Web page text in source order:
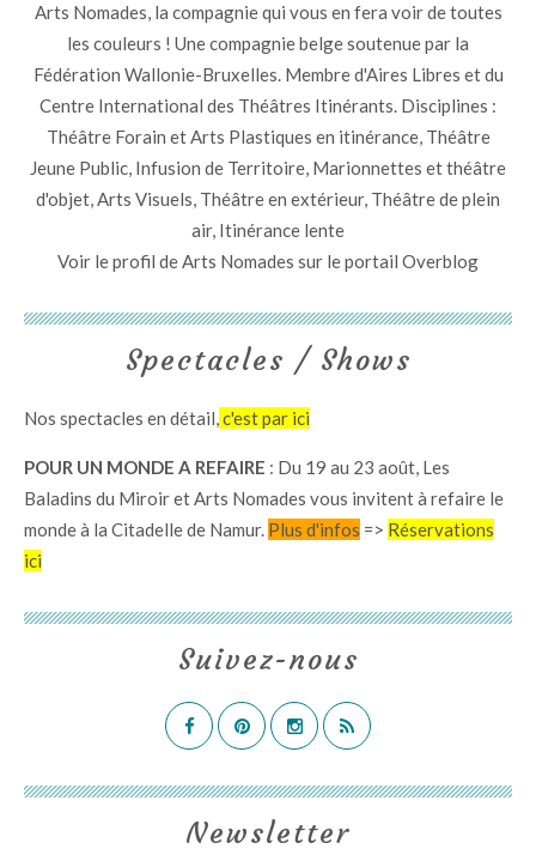
Arts Nomades, la compagnie qui vous en fera voir de toutes
les couleurs ! Une compagnie belge soutenue par la
Fédération Wallonie-Bruxelles. Membre d'Aires Libres et du
Centre International des Théâtres Itinérants. Disciplines :
Théâtre Forain et Arts Plastiques en itinérance, Théâtre
Jeune Public, Infusion de Territoire, Marionnettes et théâtre
d'objet, Arts Visuels, Théâtre en extérieur, Théâtre de plein
air, Itinérance lente
Voir le profil deArts Nomades sur le portail Overblog
Suivez-nous
Spectacles / Shows
Nos spectacles en détail,c'est par ici
POUR UN MONDE A REFAIRE : Du 19 au 23 août, Les
Baladins du Miroir et Arts Nomades vous invitent à refaire le
monde à la Citadelle de Namur. Plus d'infos => Réservations
ici
Newsletter